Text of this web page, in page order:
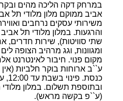
במרחק דקה הליכה מהים
אביב ממוקם מלון מלודי תל
משירותי עסקים נרחבים
שתי סוויטות), שירות חדרים,
ומגוונות, וגג מרהיב הצופה
מקום פנוי. חיבור לאינטרנט
ע``ב ארוחות בוקר חלביות
ובתוספת תשלום. במלון
(ע``פ בקשה מראש).